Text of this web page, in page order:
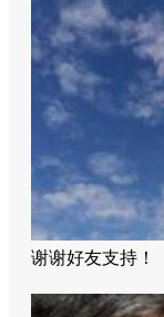
谢谢好友支持！